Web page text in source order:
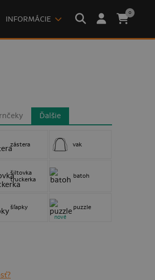
INFORMÁCIE
0
Ďalšie
zástera vak
šiltovka
truckerka
batoh
šľapky puzzle
nové